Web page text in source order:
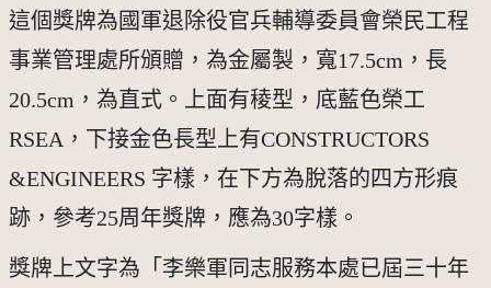
這個獎牌為國軍退除役官兵輔導委員會榮民工程
事業管理處所頒贈，為金屬製，寬17.5cm，長
20.5cm，為直式。上面有稜型，底藍色榮工
RSEA，下接金色長型上有CONSTRUCTORS
&ENGINEERS 字樣，在下方為脫落的四方形痕
跡，參考25周年獎牌，應為30字樣。
獎牌上文字為「李樂軍同志服務本處已屆三十年